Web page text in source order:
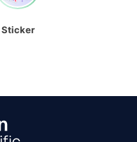
Sticker